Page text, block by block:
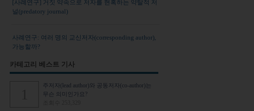
[사례연구] 거짓 약속으로 저자를 현혹하는 약탈적 저
널(predatory journal)
사례연구: 여러 명의 교신저자(corresponding author),
가능할까?
카테고리 베스트 기사
주저자(lead author)와 공동저자(co-author)는
무슨 의미인가요?